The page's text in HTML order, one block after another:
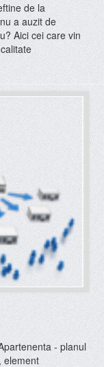
de la
a auzit de
Aici cei care vin
- planul
element